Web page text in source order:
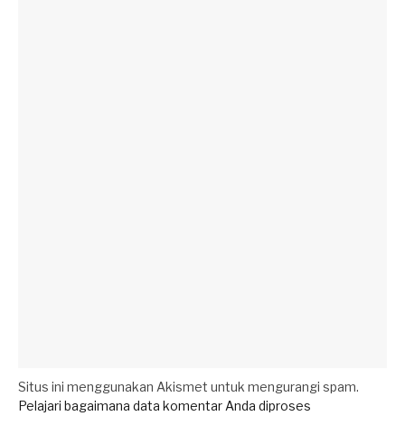
Situs ini menggunakan Akismet untuk mengurangi spam.
Pelajari bagaimana data komentar Anda diproses